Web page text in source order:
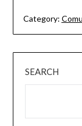
Category:
SEARCH